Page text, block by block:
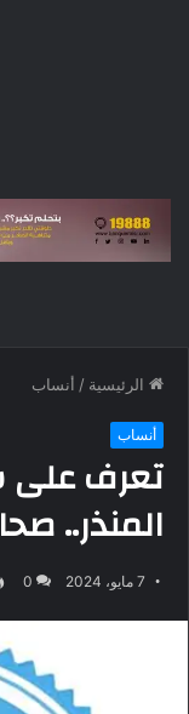
الرئيسية / أنساب
أنساب
تعرف على
المنذر..
7 مايو، 2024 0